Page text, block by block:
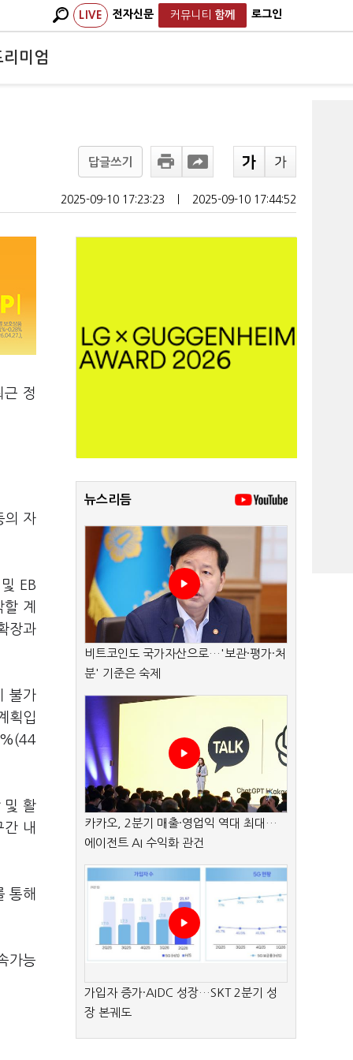
LIVE 전자신문 커뮤니티 함께 로그인
리미엄
답글쓰기
2025-09-10 17:23:23 2025-09-10 17:44:52
근 정
의 자
EB
계
장과
불가
획입
및 활
내
통해
가능
뉴스리듬
비트코인도 국가자산으로…'보관·평가·처
분' 기준은 숙제
카카오, 2분기 매출·영업익 역대 최대…
에이전트 AI 수익화 관건
가입자 증가·AIDC 성장…SKT 2분기 성
장 본궤도